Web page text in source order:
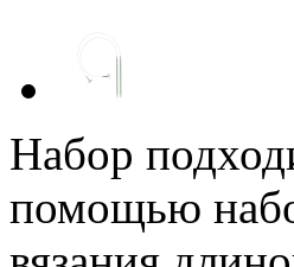
Набор
помощью